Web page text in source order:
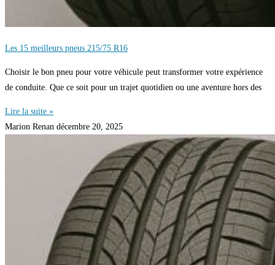
Les 15 meilleurs pneus 215/75 R16
Choisir le bon pneu pour votre véhicule peut transformer votre expérience
de conduite. Que ce soit pour un trajet quotidien ou une aventure hors des
Lire la suite »
Marion Renan décembre 20, 2025